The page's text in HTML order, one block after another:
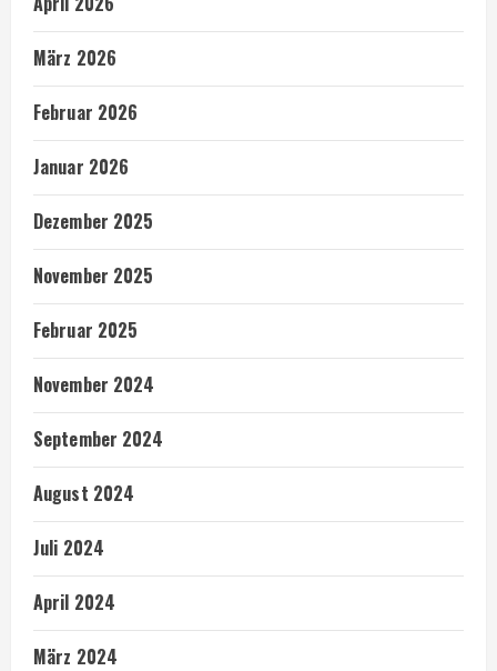
März 2026
Februar 2026
Januar 2026
Dezember 2025
November 2025
Februar 2025
November 2024
September 2024
August 2024
Juli 2024
April 2024
März 2024